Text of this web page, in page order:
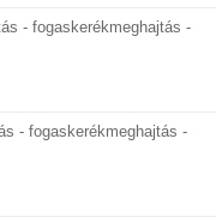
- fogaskerékmeghajtás -
- fogaskerékmeghajtás -